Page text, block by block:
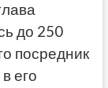
до 250
посредник
его